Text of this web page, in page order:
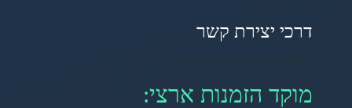
דרכי יצירת קשר
מוקד הזמנות ארצי: